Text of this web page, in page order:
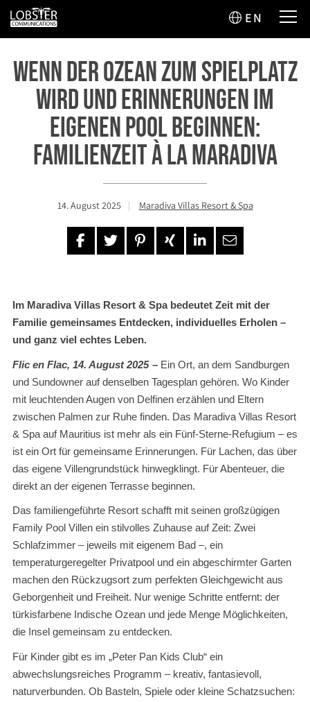
EN
Wenn der Ozean zum Spielplatz
wird und Erinnerungen im
eigenen Pool beginnen:
Familienzeit à la Maradiva
14. August 2025 Maradiva Villas Resort & Spa
Im Maradiva Villas Resort & Spa bedeutet Zeit mit der
Familie gemeinsames Entdecken, individuelles Erholen –
und ganz viel echtes Leben.
Flic en Flac, 14. August 2025–Ein Ort, an dem Sandburgen
und Sundowner auf denselben Tagesplan gehören. Wo Kinder
mit leuchtenden Augen von Delfinen erzählen und Eltern
zwischen Palmen zur Ruhe finden. Das Maradiva Villas Resort
& Spa auf Mauritius ist mehr als ein Fünf-Sterne-Refugium – es
ist ein Ort für gemeinsame Erinnerungen. Für Lachen, das über
das eigene Villengrundstück hinwegklingt. Für Abenteuer, die
direkt an der eigenen Terrasse beginnen.
Das familiengeführte Resort schafft mit seinen großzügigen
Family Pool Villen ein stilvolles Zuhause auf Zeit: Zwei
Schlafzimmer – jeweils mit eigenem Bad –, ein
temperaturgeregelter Privatpool und ein abgeschirmter Garten
machen den Rückzugsort zum perfekten Gleichgewicht aus
Geborgenheit und Freiheit. Nur wenige Schritte entfernt: der
türkisfarbene Indische Ozean und jede Menge Möglichkeiten,
die Insel gemeinsam zu entdecken.
Für Kinder gibt es im „Peter Pan Kids Club“ ein
abwechslungsreiches Programm – kreativ, fantasievoll,
naturverbunden. Ob Basteln, Spiele oder kleine Schatzsuchen: